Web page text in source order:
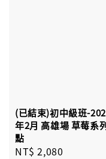
(已結束)初中級班-
年2月 高雄場 草莓系
點
Regular
NT$ 2,080